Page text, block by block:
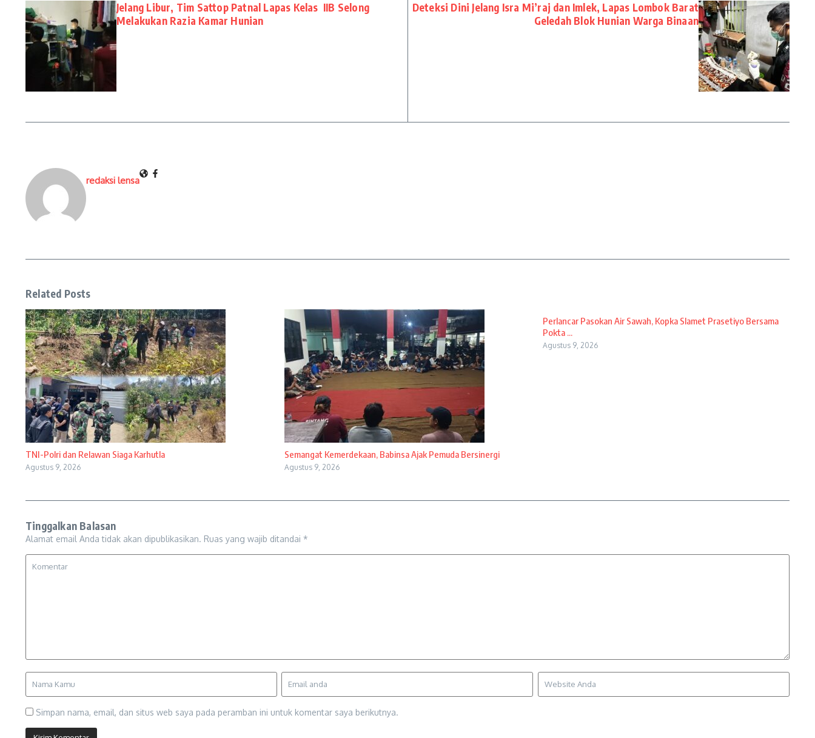
Jelang Libur, Tim Sattop Patnal Lapas Kelas IIB Selong
Melakukan Razia Kamar Hunian
Deteksi Dini Jelang Isra Mi’raj dan Imlek, Lapas Lombok Barat
Geledah Blok Hunian Warga Binaan
redaksi lensa
Related Posts
TNI-Polri dan Relawan Siaga Karhutla
Agustus 9, 2026
Semangat Kemerdekaan, Babinsa Ajak Pemuda Bersinergi
Agustus 9, 2026
Perlancar Pasokan Air Sawah, Kopka Slamet Prasetiyo Bersama
Pokta ...
Agustus 9, 2026
Tinggalkan Balasan
Alamat email Anda tidak akan dipublikasikan. Ruas yang wajib ditandai *
Simpan nama, email, dan situs web saya pada peramban ini untuk komentar saya berikutnya.